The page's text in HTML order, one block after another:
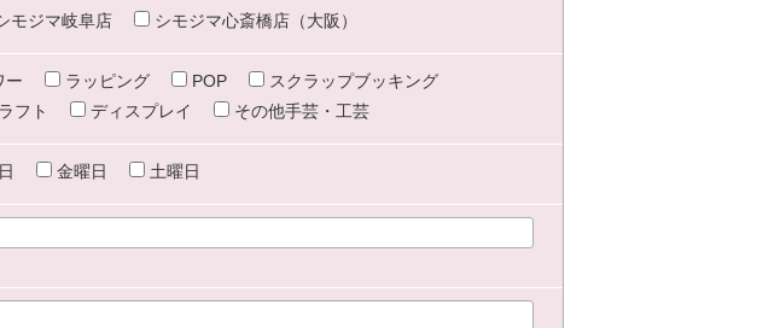
モジマ岐阜店 シモジマ心斎橋店（大阪）
ー ラッピング POP
スクラップブッキング
フト ディスプレイ その他手芸・工芸
金曜日 土曜日